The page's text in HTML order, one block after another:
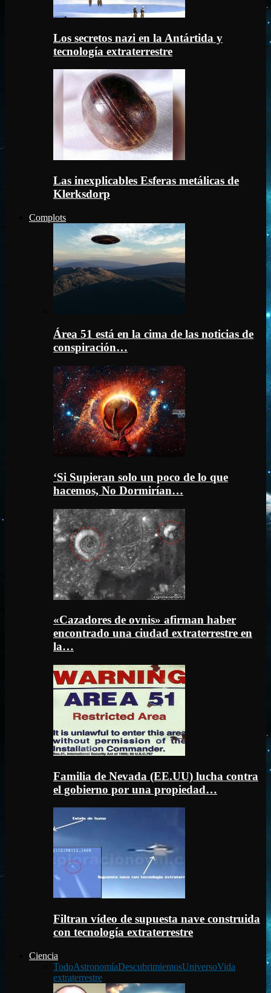
Los secretos nazi en la Antártida y
tecnología extraterrestre
Las inexplicables Esferas metálicas de
Klerksdorp
Complots
Área 51 está en la cima de las noticias de
conspiración…
‘Si Supieran solo un poco de lo que
hacemos, No Dormirían…
«Cazadores de ovnis» afirman haber
encontrado una ciudad extraterrestre en
la…
Familia de Nevada (EE.UU) lucha contra
el gobierno por una propiedad…
Filtran vídeo de supuesta nave construida
con tecnología extraterrestre
Ciencia
TodoAstronomíaDescubrimientosUniversoVida
extraterrestre